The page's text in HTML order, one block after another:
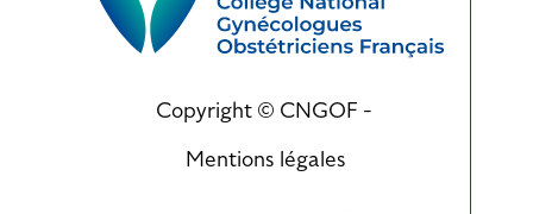
Copyright © CNGOF -
Mentions légales